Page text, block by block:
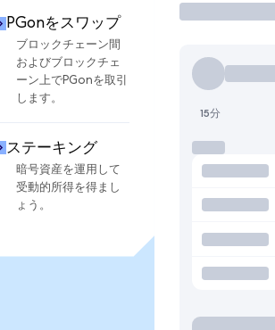
PGonをスワップ
ブロックチェーン間
およびブロックチェ
ーン上でPGonを取引
します。
ステーキング
暗号資産を運用して
受動的所得を得まし
ょう。
15分